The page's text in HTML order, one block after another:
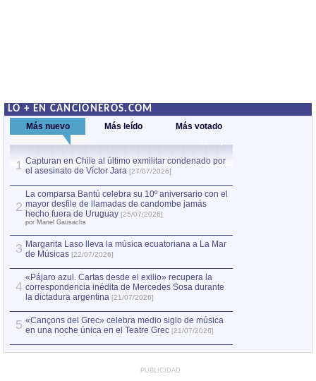
LO + EN CANCIONEROS.COM
Más nuevo Más leído Más votado
1 Capturan en Chile al último exmilitar condenado por
el asesinato de Víctor Jara [27/07/2026]
2
La comparsa Bantú celebra su 10º aniversario con el
mayor desfile de llamadas de candombe jamás
hecho fuera de Uruguay [25/07/2026]
por Manel Gausachs
3 Margarita Laso lleva la música ecuatoriana a La Mar
de Músicas [22/07/2026]
4
«Pájaro azul. Cartas desde el exilio» recupera la
correspondencia inédita de Mercedes Sosa durante
la dictadura argentina [21/07/2026]
5 «Cançons del Grec» celebra medio siglo de música
en una noche única en el Teatre Grec [21/07/2026]
PUBLICIDAD